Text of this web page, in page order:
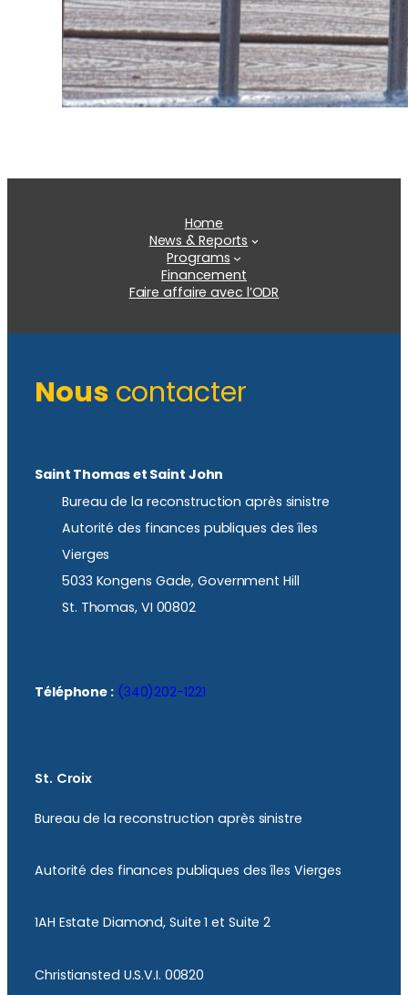
Home
News & Reports
Programs
Financement
Faire affaire avec l’ODR
Nous contacter
Saint Thomas et Saint John
Bureau de la reconstruction après sinistre
Autorité des finances publiques des îles
Vierges
5033 Kongens Gade, Government Hill
St. Thomas, VI 00802
Téléphone : (340)202-1221
St. Croix
Bureau de la reconstruction après sinistre
Autorité des finances publiques des îles Vierges
1AH Estate Diamond, Suite 1 et Suite 2
Christiansted U.S.V.I. 00820